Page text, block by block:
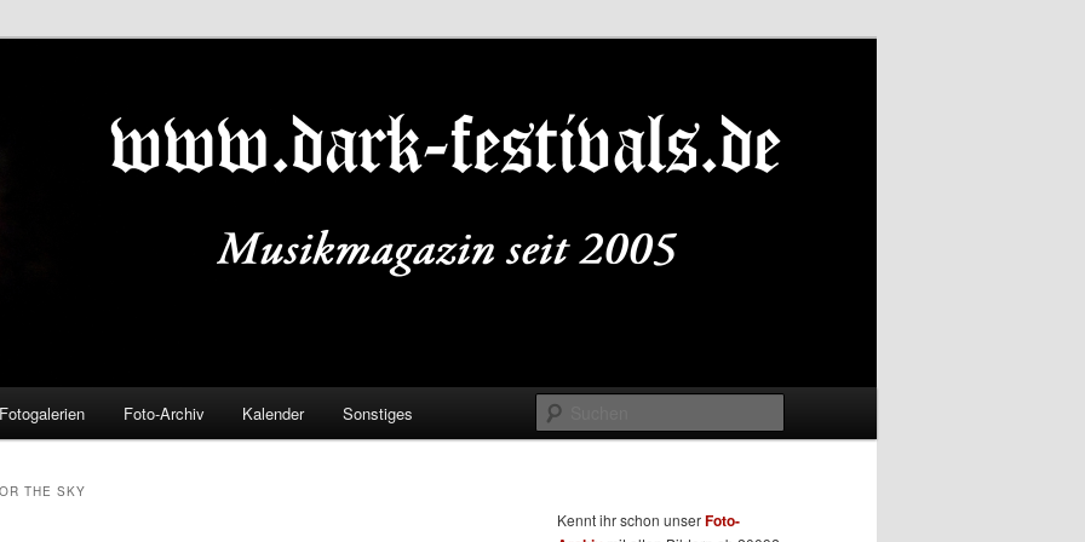
Fotogalerien Foto-Archiv Kalender Sonstiges
THE SKY
Kennt ihr schon unserFoto-